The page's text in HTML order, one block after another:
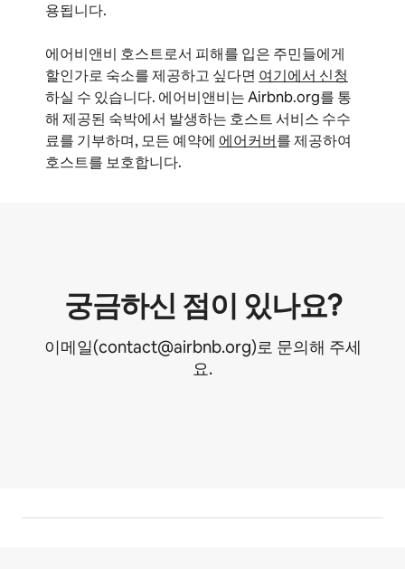
용됩니다.
에어비앤비 호스트로서 피해를 입은 주민들에게
할인가로 숙소를 제공하고 싶다면 여기에서 신청
하실 수 있습니다. 에어비앤비는 Airbnb.org를 통
해 제공된 숙박에서 발생하는 호스트 서비스 수수
료를 기부하며, 모든 예약에 에어커버를 제공하여
호스트를 보호합니다.
궁금하신 점이 있나요?
이메일(contact@airbnb.org)로 문의해 주세
요.